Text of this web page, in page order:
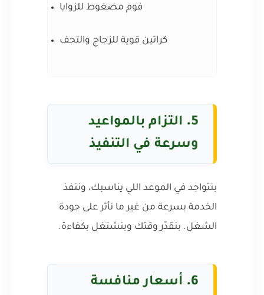
فوم مضغوط للزوايا
كراتين قوية للزجاج والتحف
5.
التزام بالمواعيد
وسرعة في التنفيذ
بنتواجد في الموعد اللي يناسبك، وننفذ
الخدمة بسرعة من غير ما نأثر على جودة
الشغل. بنقدّر وقتك وبنشتغل بكفاءة.
6. أسعار منافسة